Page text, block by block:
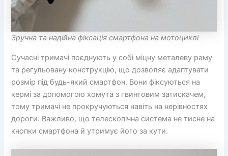
Зручна та надійна фіксація смартфона на мотоциклі
Сучасні тримачі поєднують у собі міцну металеву раму
та регульовану конструкцію, що дозволяє адаптувати
розмір під будь-який смартфон. Вони фіксуються на
кермі за допомогою хомута з гвинтовим затискачем,
тому тримачі не прокручуються навіть на нерівностях
дороги. Важливо, що телескопічна система не тисне на
кнопки смартфона й утримує його за кути.